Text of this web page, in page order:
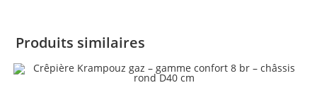
Produits similaires